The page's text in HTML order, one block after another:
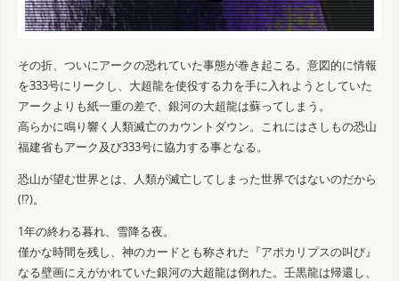
その折、ついにアークの恐れていた事態が巻き起こる。意図的に情報
を333号にリークし、大超龍を使役する力を手に入れようとしていた
アークよりも紙一重の差で、銀河の大超龍は蘇ってしまう。
高らかに鳴り響く人類滅亡のカウントダウン。これにはさしもの恐山
福建省もアーク及び333号に協力する事となる。
恐山が望む世界とは、人類が滅亡してしまった世界ではないのだから
(!?)。
1年の終わる暮れ、雪降る夜。
僅かな時間を残し、神のカードとも称された『アポカリプスの叫び』
なる壁画にえがかれていた銀河の大超龍は倒れた。壬黒龍は帰還し、